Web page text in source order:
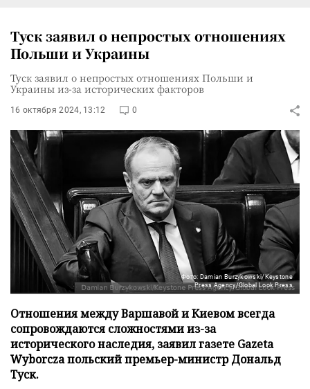
Туск заявил о непростых отношениях
Польши и Украины
Туск заявил о непростых отношениях Польши и
Украины из-за исторических факторов
16 октября 2024, 13:12 0
Фото: Damian Burzykowski/Keystone
Press Agency/Global Look Press
Отношения между Варшавой и Киевом всегда
сопровождаются сложностями из-за
исторического наследия, заявил газете Gazeta
Wyborcza польский премьер-министр Дональд
Туск.